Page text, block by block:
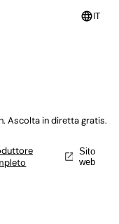
language IT
Ascolta in diretta gratis.
open_in_new
Sito
web